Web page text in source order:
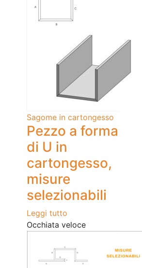
Sagome in cartongesso
Pezzo a forma
di U in
cartongesso,
misure
selezionabili
Leggi tutto
Occhiata veloce